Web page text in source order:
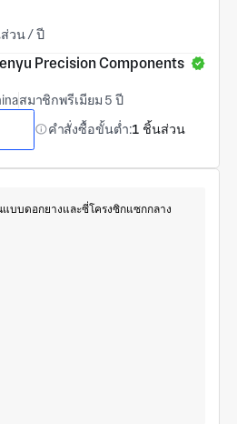
วน / ปี
Precision Components
สมาชิกพรีเมียม 5 ปี
คำสั่งซื้อขั้นต่ำ:1 ชิ้นส่วน